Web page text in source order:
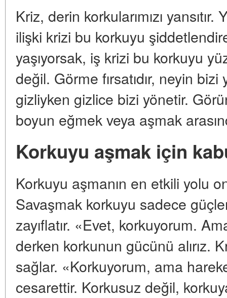
Kriz, derin korkularımızı yansıtır.
ilişki krizi bu korkuyu
yaşıyorsak, iş krizi bu korkuyu
değil. Görme fırsatıdır, neyin
gizliyken gizlice bizi yönetir.
boyun eğmek veya aşmak
Korkuyu aşmak için
Korkuyu aşmanın en etkili yolu
Savaşmak korkuyu sadece
zayıflatır. «Evet, korkuyorum.
derken korkunun gücünü alırız.
sağlar. «Korkuyorum, ama
cesarettir. Korkusuz değil,